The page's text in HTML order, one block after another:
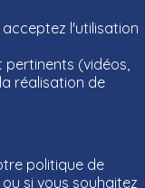
l'utilisation
pertinents (vidéos,
réalisation de
politique de
si vous souhaitez